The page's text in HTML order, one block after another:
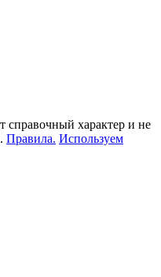
справочный характер и не
Правила. Используем